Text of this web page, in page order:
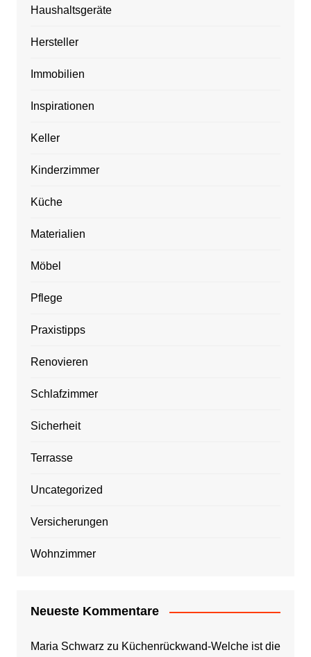
Haushaltsgeräte
Hersteller
Immobilien
Inspirationen
Keller
Kinderzimmer
Küche
Materialien
Möbel
Pflege
Praxistipps
Renovieren
Schlafzimmer
Sicherheit
Terrasse
Uncategorized
Versicherungen
Wohnzimmer
Neueste Kommentare
Maria Schwarz zu Küchenrückwand-Welche ist die